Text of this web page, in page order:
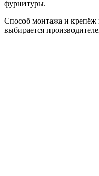
фурнитуры.
Способ монтажа и крепёж
выбирается